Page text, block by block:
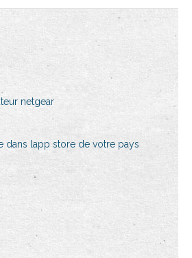
netgear
dans lapp store de votre pays